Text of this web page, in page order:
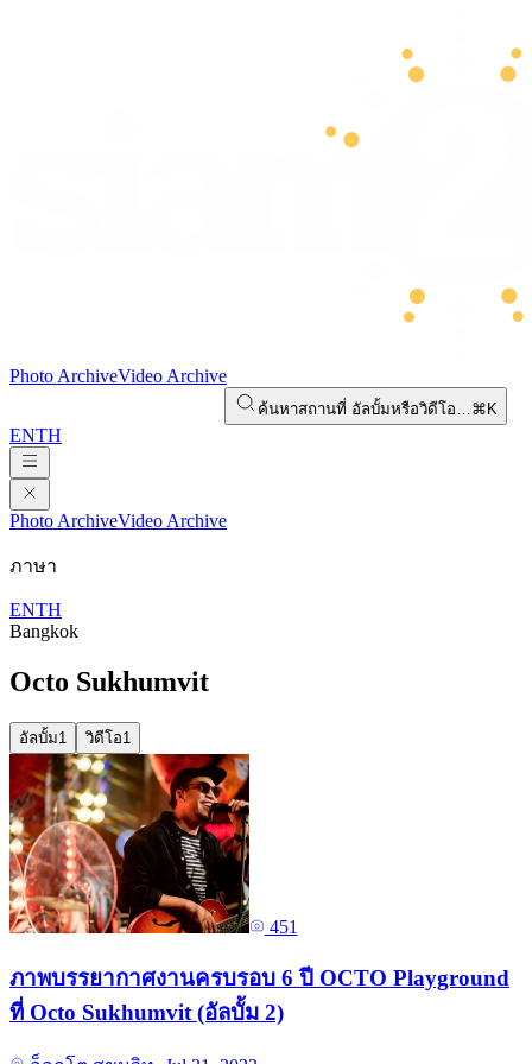
Photo ArchiveVideo Archive
ค้นหาสถานที่ อัลบั้มหรือวิดีโอ…⌘K
ENTH
Photo ArchiveVideo Archive
ภาษา
ENTH
Bangkok
Octo Sukhumvit
อัลบั้ม1 วิดีโอ1
451
ภาพบรรยากาศงานครบรอบ 6 ปี OCTO Playground
ที่ Octo Sukhumvit (อัลบั้ม 2)